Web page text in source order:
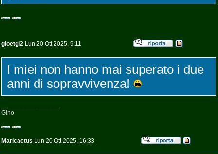
gioetgi2 Lun 20 Ott 2025, 9:11
I miei non hanno mai superato i due
anni di sopravvivenza!
Gino
Maricactus Lun 20 Ott 2025, 16:33